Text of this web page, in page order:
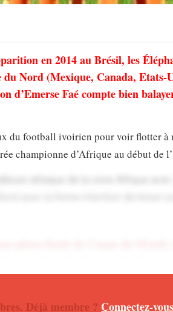
en 2014 au Brésil, les
Nord (Mexique, Canada, Etats-
d’Emerse Faé compte bien
du football ivoirien pour voir flotter à
championne d’Afrique au début de
tour.
Déjà membre ? Connectez-vous